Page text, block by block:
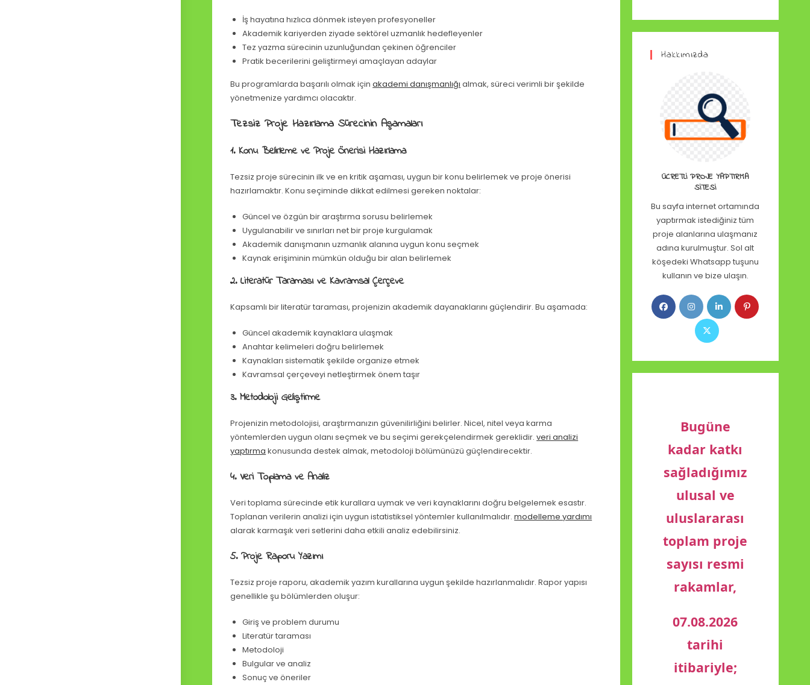
İş hayatına hızlıca dönmek isteyen profesyoneller
Akademik kariyerden ziyade sektörel uzmanlık hedefleyenler
Tez yazma sürecinin uzunluğundan çekinen öğrenciler
Pratik becerilerini geliştirmeyi amaçlayan adaylar
Bu programlarda başarılı olmak içinakademi danışmanlığı almak, süreci verimli bir şekilde
yönetmenize yardımcı olacaktır.
Tezsiz Proje Hazırlama Sürecinin Aşamaları
1. Konu Belirleme ve Proje Önerisi Hazırlama
Tezsiz proje sürecinin ilk ve en kritik aşaması, uygun bir konu belirlemek ve proje önerisi
hazırlamaktır. Konu seçiminde dikkat edilmesi gereken noktalar:
Güncel ve özgün bir araştırma sorusu belirlemek
Uygulanabilir ve sınırları net bir proje kurgulamak
Akademik danışmanın uzmanlık alanına uygun konu seçmek
Kaynak erişiminin mümkün olduğu bir alan belirlemek
2. Literatür Taraması ve Kavramsal Çerçeve
Kapsamlı bir literatür taraması, projenizin akademik dayanaklarını güçlendirir. Bu aşamada:
Güncel akademik kaynaklara ulaşmak
Anahtar kelimeleri doğru belirlemek
Kaynakları sistematik şekilde organize etmek
Kavramsal çerçeveyi netleştirmek önem taşır
3. Metodoloji Geliştirme
Projenizin metodolojisi, araştırmanızın güvenilirliğini belirler. Nicel, nitel veya karma
yöntemlerden uygun olanı seçmek ve bu seçimi gerekçelendirmek gereklidir.veri analizi
yaptırma konusunda destek almak, metodoloji bölümünüzü güçlendirecektir.
4. Veri Toplama ve Analiz
Veri toplama sürecinde etik kurallara uymak ve veri kaynaklarını doğru belgelemek esastır.
Toplanan verilerin analizi için uygun istatistiksel yöntemler kullanılmalıdır.modelleme yardımı
alarak karmaşık veri setlerini daha etkili analiz edebilirsiniz.
5. Proje Raporu Yazımı
Tezsiz proje raporu, akademik yazım kurallarına uygun şekilde hazırlanmalıdır. Rapor yapısı
genellikle şu bölümlerden oluşur:
Giriş ve problem durumu
Literatür taraması
Metodoloji
Bulgular ve analiz
Sonuç ve öneriler
Hakkımızda
ÜCRETLI PROJE YAPTIRMA
SITESI
Bu sayfa internet ortamında
yaptırmak istediğiniz tüm
proje alanlarına ulaşmanız
adına kurulmuştur. Sol alt
köşedeki Whatsapp tuşunu
kullanın ve bize ulaşın.
Bugüne
kadar katkı
sağladığımız
ulusal ve
uluslararası
toplam proje
sayısı resmi
rakamlar,
07.08.2026
tarihi
itibariyle;